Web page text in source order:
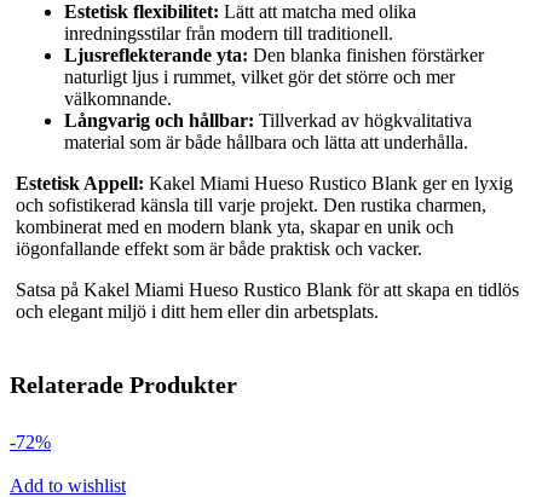
Estetisk flexibilitet: Lätt att matcha med olika
inredningsstilar från modern till traditionell.
Ljusreflekterande yta: Den blanka finishen förstärker
naturligt ljus i rummet, vilket gör det större och mer
välkomnande.
Långvarig och hållbar: Tillverkad av högkvalitativa
material som är både hållbara och lätta att underhålla.
Estetisk Appell: Kakel Miami Hueso Rustico Blank ger en lyxig
och sofistikerad känsla till varje projekt. Den rustika charmen,
kombinerat med en modern blank yta, skapar en unik och
iögonfallande effekt som är både praktisk och vacker.
Satsa på Kakel Miami Hueso Rustico Blank för att skapa en tidlös
och elegant miljö i ditt hem eller din arbetsplats.
Relaterade Produkter
-72%
Add to wishlist